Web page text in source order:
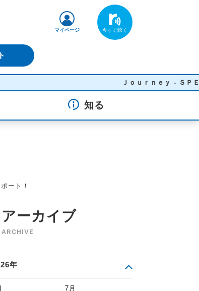
マイページ
Ｊｏｕｒｎｅｙ - ＳＰＥＣＩＡＬ ＯＴＨＥＲＳ
知る
ート！
アーカイブ
ARCHIVE
年
7月